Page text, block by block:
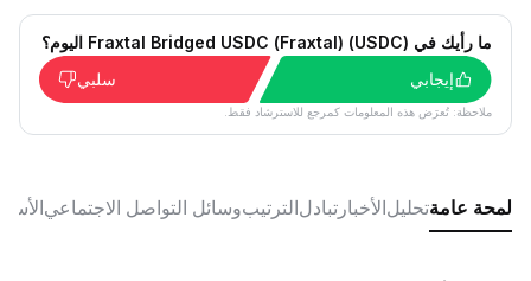
ما رأيك في Fraxtal Bridged USDC (Fraxtal) (USDC) اليوم؟
إيجابي
سلبي
ملاحظة: تُعرَض هذه المعلومات كمرجع للاسترشاد فقط.
لمحة عامةتحليلالأخبار تبادلالترتيبوسائل التواصل الاجتماعي